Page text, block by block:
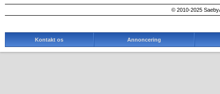
© 2010-2025
Kontakt os Annoncering